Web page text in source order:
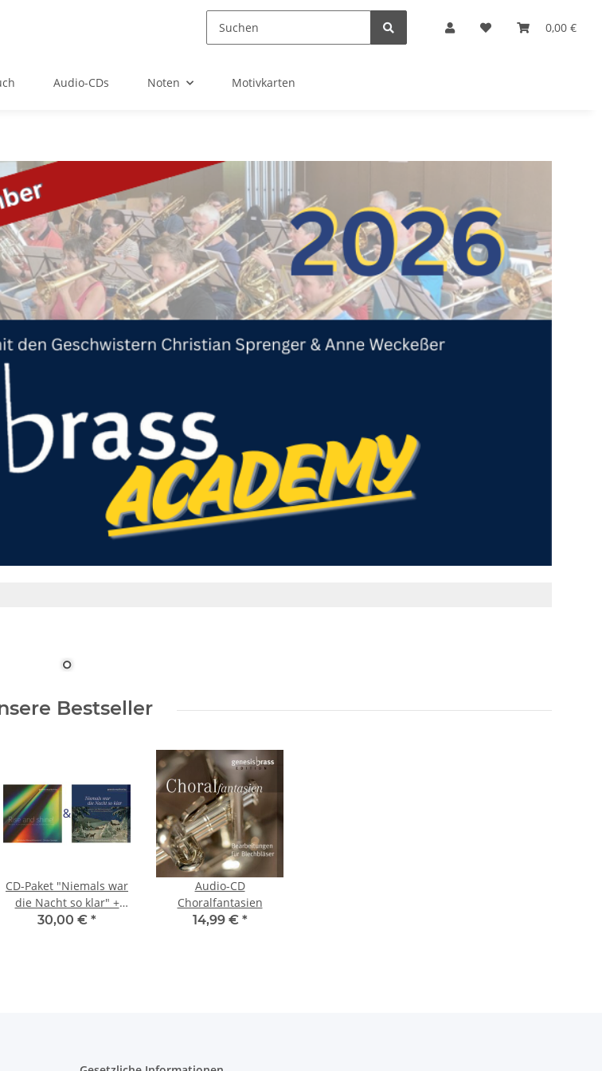
0,00 €
Audio-CDs Noten Motivkarten
Bestseller
CD-Paket "Niemals war
die Nacht so klar" +
"Rise and shine!" (sinf.
30,00 € *
Audio-CD
Choralfantasien
14,99 € *